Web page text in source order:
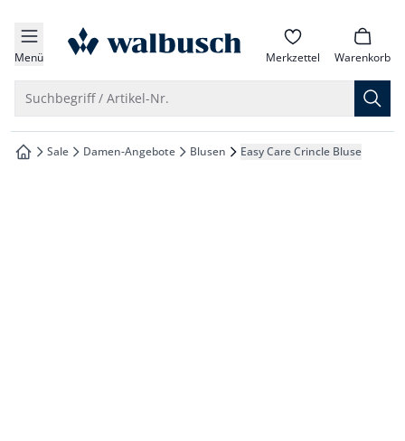
springen
springen
springen
springen
Menü zur Startseite Merkzettel Warenkorb
Suchbegriff / Artikel-Nr.
zur Startseite
Sale Damen-Angebote Blusen Easy Care Crincle Bluse